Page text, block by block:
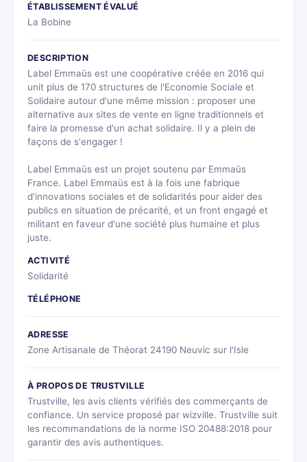
ÉTABLISSEMENT ÉVALUÉ
La Bobine
DESCRIPTION
Label Emmaüs est une coopérative créée en 2016 qui
unit plus de 170 structures de l'Economie Sociale et
Solidaire autour d'une même mission : proposer une
alternative aux sites de vente en ligne traditionnels et
faire la promesse d'un achat solidaire. Il y a plein de
façons de s'engager !
Label Emmaüs est un projet soutenu par Emmaüs
France. Label Emmaüs est à la fois une fabrique
d'innovations sociales et de solidarités pour aider des
publics en situation de précarité, et un front engagé et
militant en faveur d'une société plus humaine et plus
juste.
ACTIVITÉ
Solidarité
TÉLÉPHONE
ADRESSE
Zone Artisanale de Théorat 24190 Neuvic sur l'Isle
À PROPOS DE TRUSTVILLE
Trustville, les avis clients vérifiés des commerçants de
confiance. Un service proposé par wizville. Trustville suit
les recommandations de la norme ISO 20488:2018 pour
garantir des avis authentiques.